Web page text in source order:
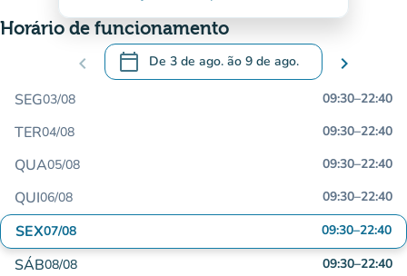
Horário de funcionamento
chevron_left calendar_today De 3 de ago. ão 9 de ago.
.Abra o calendário para alterar as datas
chevron_right
SEG03/08 09:30–22:40
TER04/08 09:30–22:40
QUA05/08 09:30–22:40
QUI06/08 09:30–22:40
SEX07/08 09:30–22:40
SÁB08/08 09:30–22:40